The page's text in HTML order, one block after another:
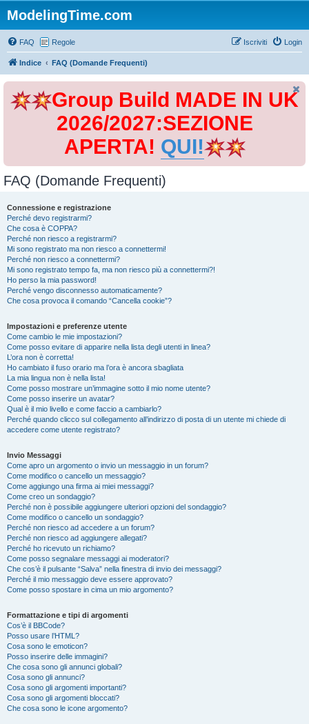
ModelingTime.com
FAQ Regole Login
Iscriviti
Indice FAQ (Domande Frequenti)
Group Build MADE IN UK
2026/2027:SEZIONE
APERTA! QUI!
FAQ (Domande Frequenti)
Connessione e registrazione
Perché devo registrarmi?
Che cosa è COPPA?
Perché non riesco a registrarmi?
Mi sono registrato ma non riesco a connettermi!
Perché non riesco a connettermi?
Mi sono registrato tempo fa, ma non riesco più a connettermi?!
Ho perso la mia password!
Perché vengo disconnesso automaticamente?
Che cosa provoca il comando “Cancella cookie”?
Impostazioni e preferenze utente
Come cambio le mie impostazioni?
Come posso evitare di apparire nella lista degli utenti in linea?
L’ora non è corretta!
Ho cambiato il fuso orario ma l’ora è ancora sbagliata
La mia lingua non è nella lista!
Come posso mostrare un’immagine sotto il mio nome utente?
Come posso inserire un avatar?
Qual è il mio livello e come faccio a cambiarlo?
Perché quando clicco sul collegamento all’indirizzo di posta di un utente mi chiede di
accedere come utente registrato?
Invio Messaggi
Come apro un argomento o invio un messaggio in un forum?
Come modifico o cancello un messaggio?
Come aggiungo una firma ai miei messaggi?
Come creo un sondaggio?
Perché non è possibile aggiungere ulteriori opzioni del sondaggio?
Come modifico o cancello un sondaggio?
Perché non riesco ad accedere a un forum?
Perché non riesco ad aggiungere allegati?
Perché ho ricevuto un richiamo?
Come posso segnalare messaggi ai moderatori?
Che cos’è il pulsante “Salva” nella finestra di invio dei messaggi?
Perché il mio messaggio deve essere approvato?
Come posso spostare in cima un mio argomento?
Formattazione e tipi di argomenti
Cos’è il BBCode?
Posso usare l’HTML?
Cosa sono le emoticon?
Posso inserire delle immagini?
Che cosa sono gli annunci globali?
Cosa sono gli annunci?
Cosa sono gli argomenti importanti?
Cosa sono gli argomenti bloccati?
Che cosa sono le icone argomento?